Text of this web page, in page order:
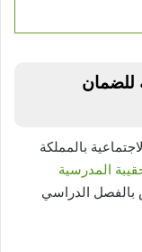
للضمان
بالمملكة
المدرسية
بالفصل الدراسي